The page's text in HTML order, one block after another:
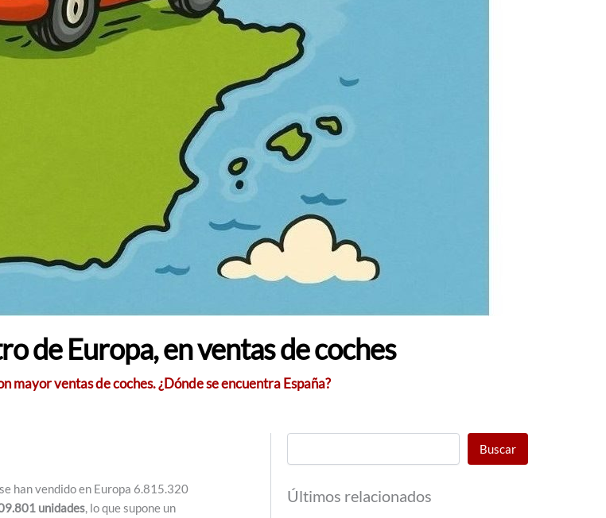
de Europa, en ventas de coches
mayor ventas de coches. ¿Dónde se encuentra España?
han vendido en Europa 6.815.320
unidades , lo que supone un
Buscar
Últimos relacionados